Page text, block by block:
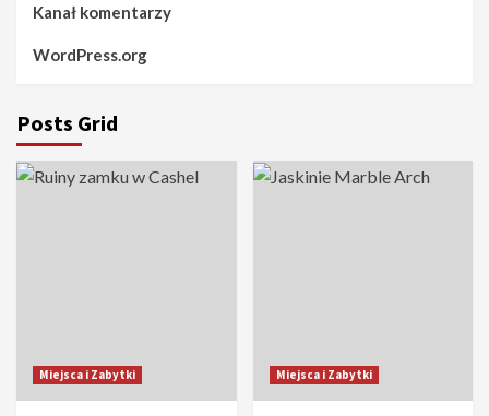
Kanał komentarzy
WordPress.org
Posts Grid
Miejsca i Zabytki Miejsca i Zabytki